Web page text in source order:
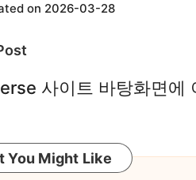
on 2026-03-28
사이트 바탕화면에
You Might Like